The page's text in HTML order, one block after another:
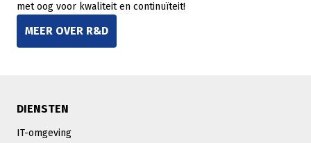
met oog voor kwaliteit en continuïteit!
MEER OVER R&D
DIENSTEN
IT-omgeving